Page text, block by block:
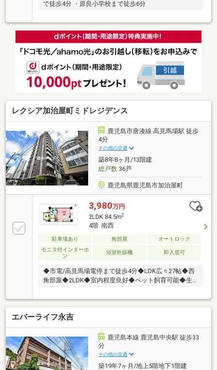
で徒歩4分 ・原良小学校まで徒歩6分
レクシア加治屋町ミドレジデンス
鹿児島市唐湊線 高見馬場駅 徒歩
4分
その他の交通
築8年8ヶ月/13階建
総戸数36戸
鹿児島県鹿児島市加治屋町
3,980万円
2LDK 84.5m2
4階 南西
駐車場あり 角部屋
オートロック
モニタ付インターホ
ン
浴室乾燥機 即入居可
◆市電/高見馬場電停まで徒歩4分◆LDK広々27帖◆西
角部屋◆2LDK◆室内程度良好◆ペット飼育可能◆生
活利便良好な立地◆即日ご内覧可能です！お気軽にお
問い合わせください♪
エバーライフ永吉
鹿児島本線 鹿児島中央駅 徒歩33
分
その他の交通
築19年7ヶ月/地上5階地下1階建